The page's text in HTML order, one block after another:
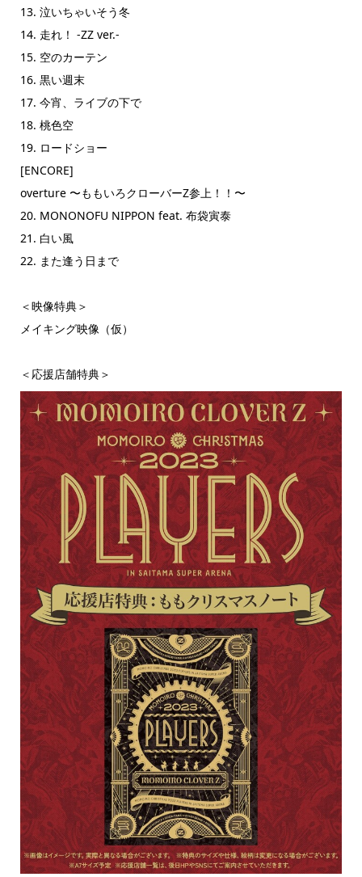
13. 泣いちゃいそう冬
14. 走れ！ -ZZ ver.-
15. 空のカーテン
16. 黒い週末
17. 今宵、ライブの下で
18. 桃色空
19. ロードショー
[ENCORE]
overture 〜ももいろクローバーZ参上！！〜
20. MONONOFU NIPPON feat. 布袋寅泰
21. 白い風
22. また逢う日まで
＜映像特典＞
メイキング映像（仮）
＜応援店舗特典＞